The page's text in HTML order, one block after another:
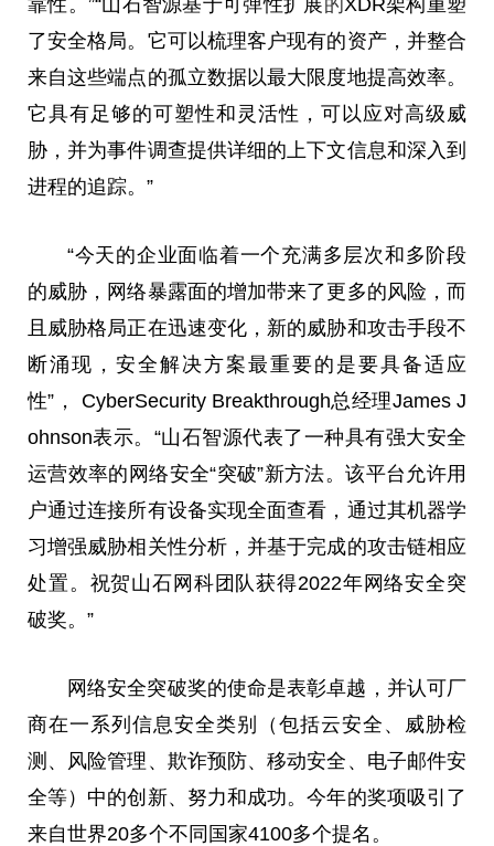
靠性。”“山石智源基于可弹性扩展 的 XDR架构重塑
了安全格局。它可以梳理客户现有的资产，并整合
来自这些端点的孤立数据以最大限度地提高效率。
它具有足够的可塑性和灵活性 ，可以应对高级威
胁，并为事件调查提供详细的上下文信息和深入到
进程的追踪。”
“今天的企业面临着一个充满多层次和多阶段
的威胁，网络暴露面的增加带来了更多的风险，而
且威胁格局正在迅速变化，新的威胁和攻击手段不
断涌现，安全解决方案最重要的是要具备适应
性”， CyberSecurity Breakthrough总经理James J
ohnson表示。“山石智源代表了一种具有强大安全
运营效率的网络安全“突破”新方法。该平台 允许用
户通过连接所有设备实现全面查看，通过其机器学
习增强威胁相关性分析，并基于完成的攻击链相应
处置。祝贺山石网科团队获得2022年网络安全突
破奖。”
网络安全突破奖的使命是表彰卓越，并认可厂
商在一系列信息安全类别（包括云安全、威胁检
测、风险管理、欺诈预防、移动安全、电子邮件安
全等）中的创新、努力和成功。今年的奖项吸引了
来自世界20多个不同 国家4100多个提名。